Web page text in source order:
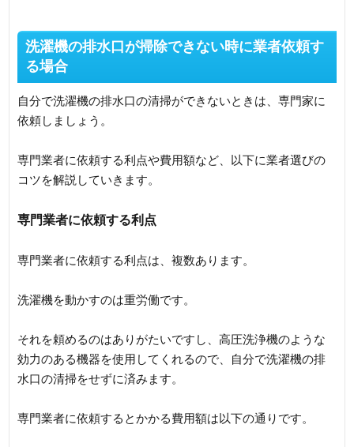
洗濯機の排水口が掃除できない時に業者依頼す
る場合
自分で洗濯機の排水口の清掃ができないときは、専門家に
依頼しましょう。
専門業者に依頼する利点や費用額など、以下に業者選びの
コツを解説していきます。
専門業者に依頼する利点
専門業者に依頼する利点は、複数あります。
洗濯機を動かすのは重労働です。
それを頼めるのはありがたいですし、高圧洗浄機のような
効力のある機器を使用してくれるので、自分で洗濯機の排
水口の清掃をせずに済みます。
専門業者に依頼するとかかる費用額は以下の通りです。